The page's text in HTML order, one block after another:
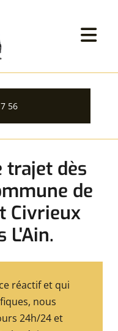
56
trajet dès
de
Civrieux
L'Ain.
réactif et qui
nous
24h/24 et